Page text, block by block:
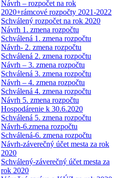
Návrh – rozpočet na rok
2020+rámcové rozpočty 2021-2022
Schválený rozpočet na rok 2020
Návrh 1. zmena rozpočtu
Schválená 1. zmena rozpočtu
Návrh- 2. zmena rozpočtu
Schválená 2. zmena rozpočtu
Návrh – 3. zmena rozpočtu
Schválená 3. zmena rozpočtu
Návrh – 4. zmena rozpočtu
Schválená 4. zmena rozpočtu
Návrh 5. zmena rozpočtu
Hospodárenie k 30.6.2020
Schválená 5. zmena rozpočtu
Návrh-6.zmena rozpočtu
Schválená-6. zmena rozpočtu
Návrh-záverečný účet mesta za rok
2020
Schválený-záverečný účet mesta za
rok 2020